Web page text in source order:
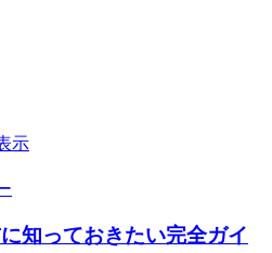
示
知っておきたい完全ガイ